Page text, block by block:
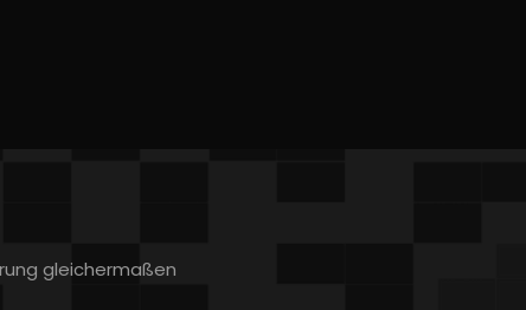
gleichermaßen